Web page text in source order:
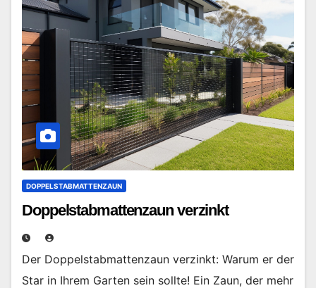
DOPPELSTABMATTENZAUN
Doppelstabmattenzaun verzinkt
Der Doppelstabmattenzaun verzinkt: Warum er der
Star in Ihrem Garten sein sollte! Ein Zaun, der mehr